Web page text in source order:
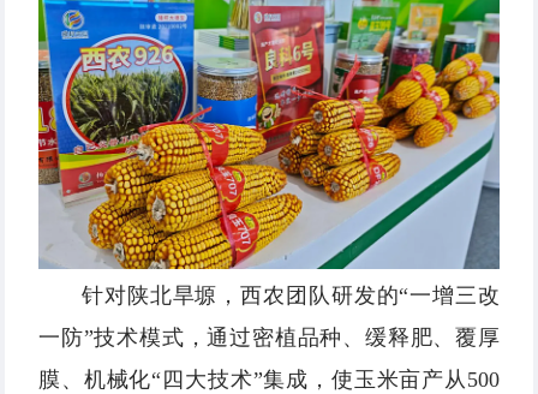
针对陕北旱塬，西农团队研发的“一增三改
一防”技术模式，通过密植品种、缓释肥、覆厚
膜、机械化“四大技术”集成，使玉米亩产从500